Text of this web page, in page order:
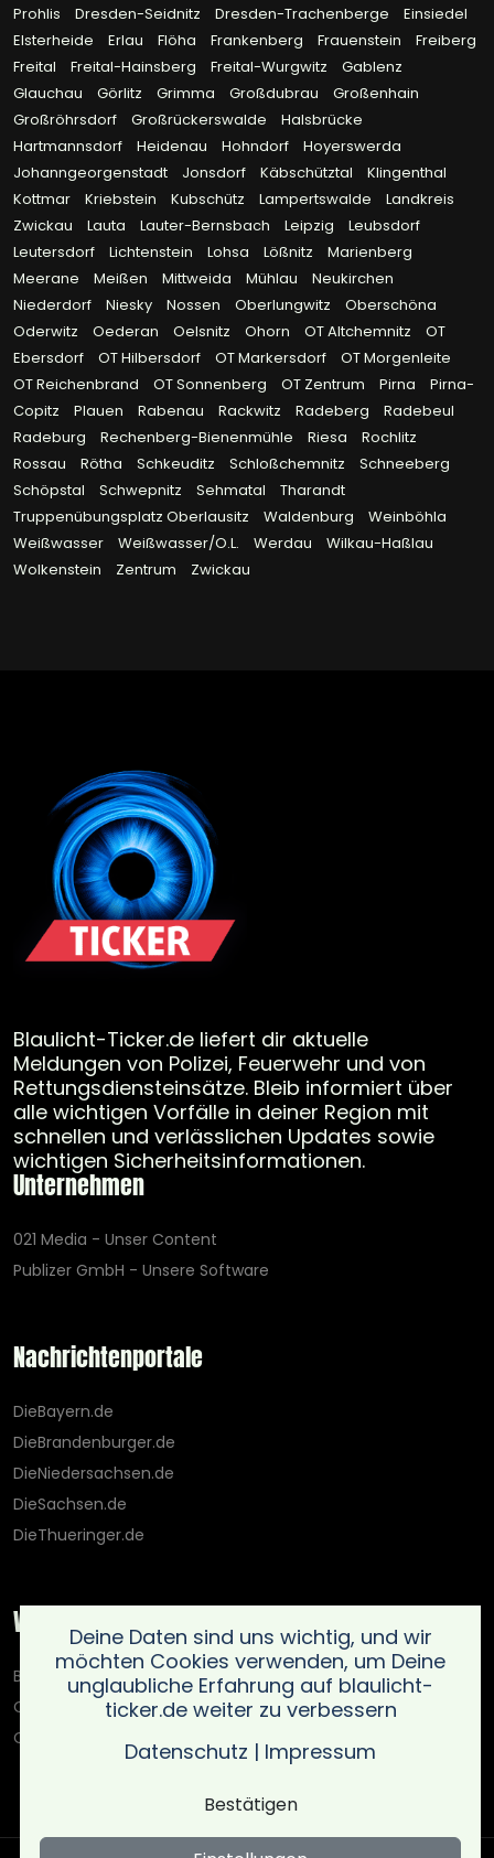
Prohlis
Dresden-Seidnitz Dresden-Trachenberge
Einsiedel
Elsterheide
Erlau Flöha Frankenberg Frauenstein
Freiberg
Freital
Freital-Hainsberg Freital-Wurgwitz
Gablenz
Glauchau
Görlitz Grimma Großdubrau
Großenhain
Großröhrsdorf
Großrückerswalde
Halsbrücke
Hartmannsdorf
Heidenau Hohndorf
Hoyerswerda
Johanngeorgenstadt
Jonsdorf Käbschütztal
Klingenthal
Kottmar
Kriebstein Kubschütz Lampertswalde
Landkreis
Zwickau
Lauta Lauter-Bernsbach Leipzig
Leubsdorf
Leutersdorf
Lichtenstein Lohsa Lößnitz
Marienberg
Meerane
Meißen Mittweida Mühlau
Neukirchen
Niederdorf
Niesky Nossen Oberlungwitz
Oberschöna
Oderwitz
Oederan Oelsnitz Ohorn OT Altchemnitz
OT
Ebersdorf
OT Hilbersdorf OT Markersdorf
OT Morgenleite
OT Reichenbrand
OT Sonnenberg OT Zentrum Pirna
Pirna-
Copitz
Plauen Rabenau Rackwitz Radeberg
Radebeul
Radeburg
Rechenberg-Bienenmühle Riesa
Rochlitz
Rossau
Rötha Schkeuditz Schloßchemnitz
Schneeberg
Schöpstal
Schwepnitz Sehmatal
Tharandt
Truppenübungsplatz Oberlausitz
Waldenburg
Weinböhla
Weißwasser
Weißwasser/O.L. Werdau
Wilkau-Haßlau
Wolkenstein
Zentrum Zwickau
Blaulicht-Ticker.de liefert dir aktuelle
Meldungen von Polizei, Feuerwehr und von
Rettungsdiensteinsätze. Bleib informiert über
alle wichtigen Vorfälle in deiner Region mit
schnellen und verlässlichen Updates sowie
wichtigen Sicherheitsinformationen.
Unternehmen
021 Media - Unser Content
Publizer GmbH - Unsere Software
Nachrichtenportale
DieBayern.de
DieBrandenburger.de
DieNiedersachsen.de
DieSachsen.de
DieThueringer.de
Weitere Portale
Blaulicht-Ticker.de
Oberlausitz.holiday
OnlinedatingKompass.de
Deine Daten sind uns wichtig, und wir
möchten Cookies verwenden, um Deine
unglaubliche Erfahrung auf blaulicht-
ticker.de weiter zu verbessern
Datenschutz | Impressum
Bestätigen